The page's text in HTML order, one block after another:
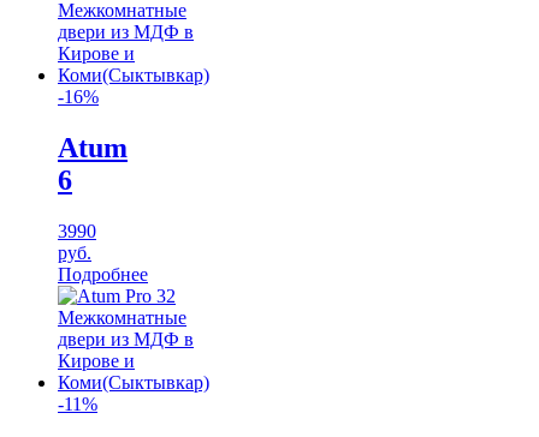
-16%
Atum
6
3990
руб.
Подробнее
-11%